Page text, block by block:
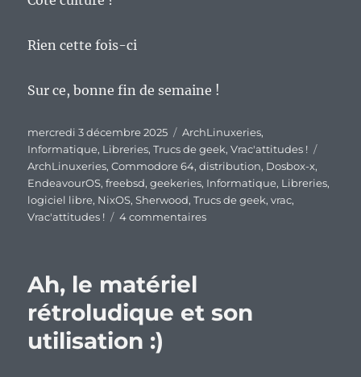
Rien cette fois-ci
Sur ce, bonne fin de semaine !
Publié
le
mercredi 3 décembre 2025 Catégories
ArchLinuxeries,
Informatique, Libreries,Trucs de geek,Vrac'attitudes !
ArchLinuxeries,Commodore 64,distribution, Dosbox-x,
EndeavourOS,freebsd,geekeries, Informatique, Libreries,
logiciel libre, NixOS,Sherwood,Trucs de geek,vrac,
Vrac'attitudes !
4 commentairessur
semaine…
Ah, le matériel
rétroludique et son
utilisation :)